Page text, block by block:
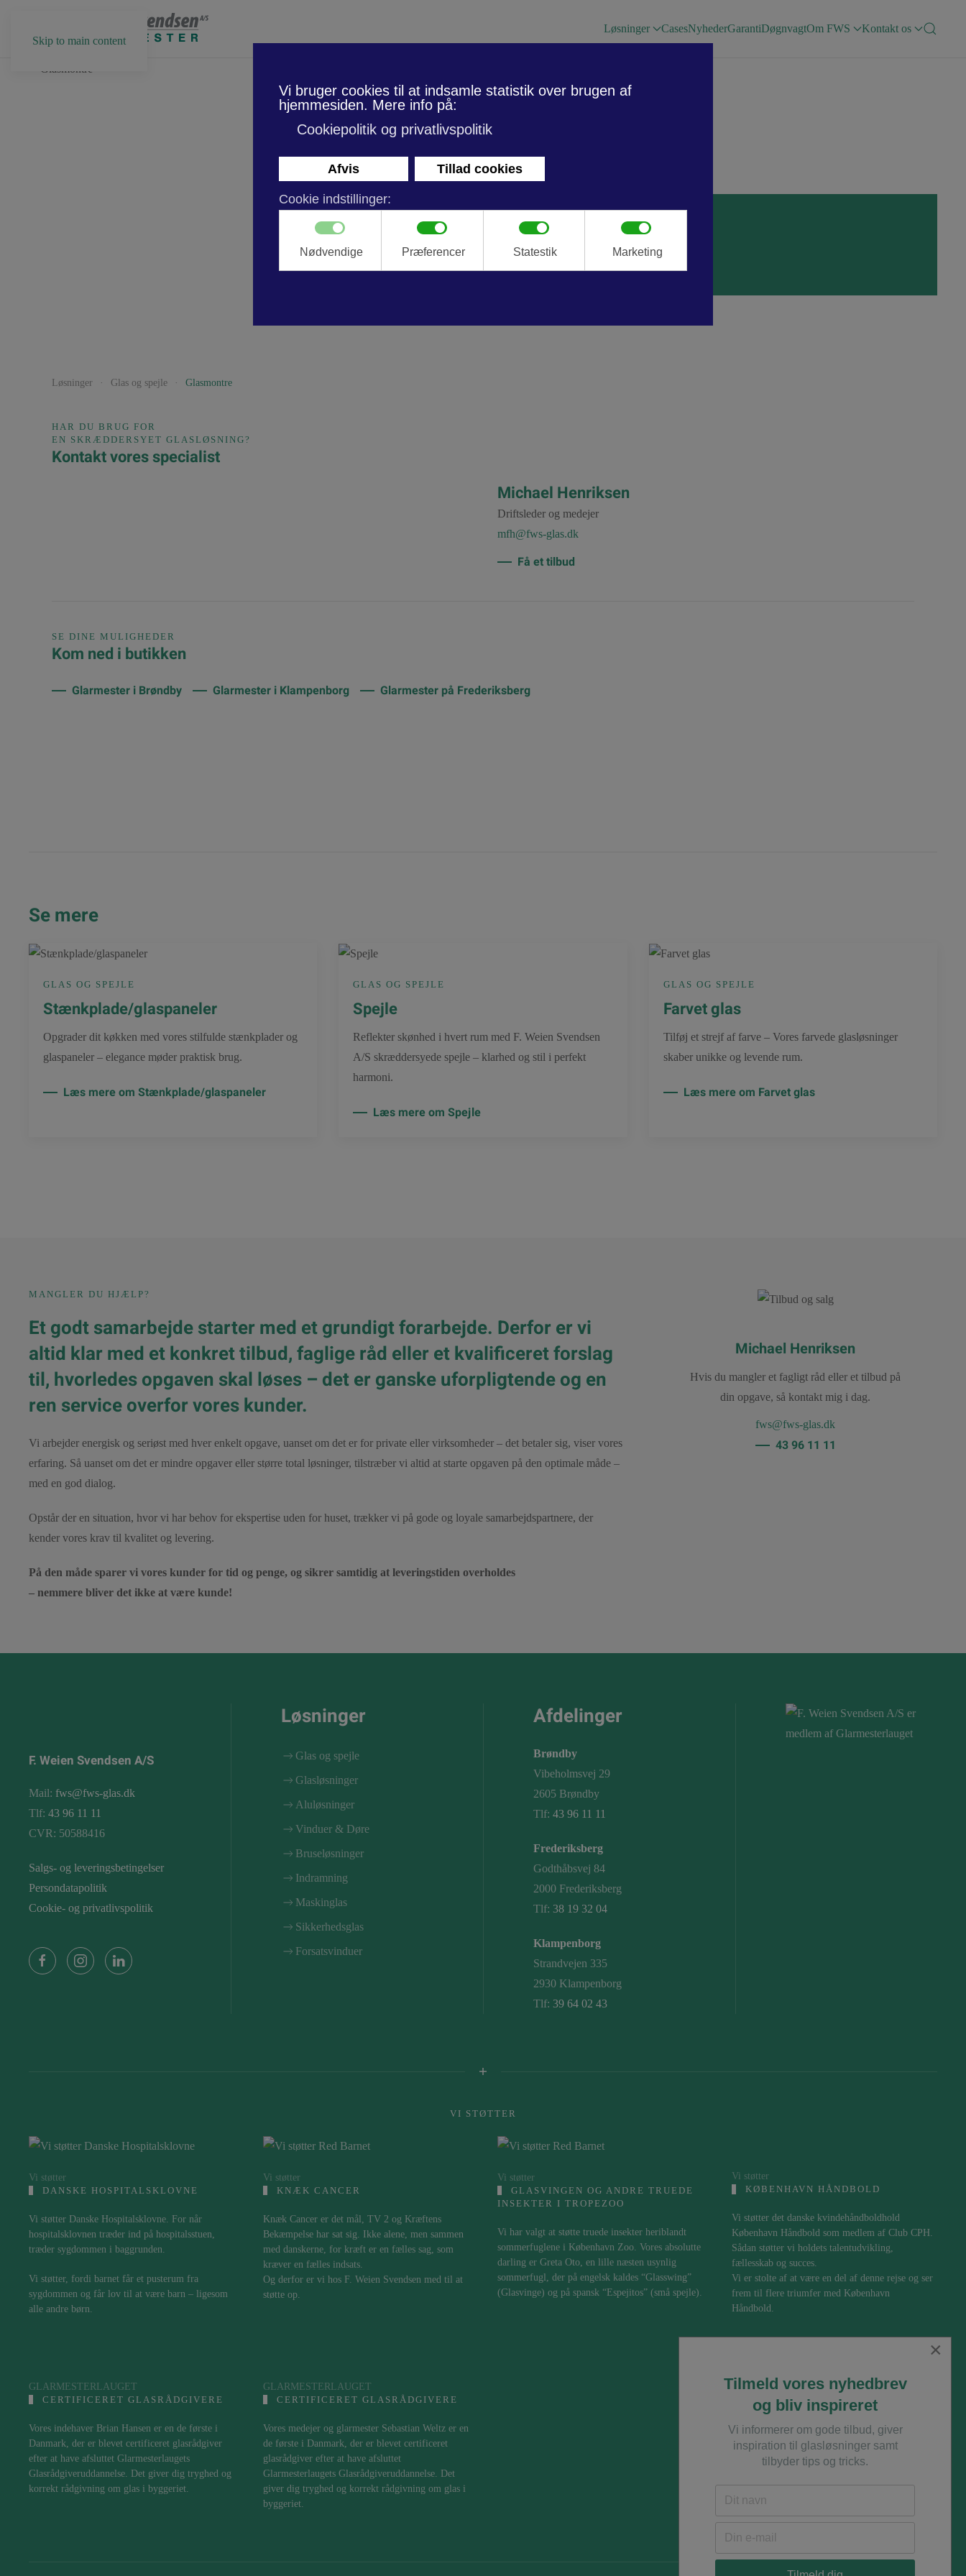
Skip to main content
Løsninger CasesNyhederGarantiDøgnvagtOm FWS Kontakt os
Glas og spejle
Glasmontre
Løsninger Glas og spejle Glasmontre
HAR DU BRUG FOR
EN SKRÆDDERSYET GLASLØSNING?
Kontakt vores specialist
Michael Henriksen
Driftsleder og medejer
mfh@fws-glas.dk
Få et tilbud
SE DINE MULIGHEDER
Kom ned i butikken
Glarmester i Brøndby Glarmester i Klampenborg Glarmester på Frederiksberg
Se mere
GLAS OG SPEJLE
Stænkplade/glaspaneler
Opgrader dit køkken med vores stilfulde stænkplader og
glaspaneler – elegance møder praktisk brug.
Læs mere om Stænkplade/glaspaneler
GLAS OG SPEJLE
Spejle
Reflekter skønhed i hvert rum med F. Weien Svendsen
A/S skræddersyede spejle – klarhed og stil i perfekt
harmoni.
Læs mere om Spejle
GLAS OG SPEJLE
Farvet glas
Tilføj et strejf af farve – Vores farvede glasløsninger
skaber unikke og levende rum.
Læs mere om Farvet glas
MANGLER DU HJÆLP?
Et godt samarbejde starter med et grundigt forarbejde. Derfor er vi
altid klar med et konkret tilbud, faglige råd eller et kvalificeret forslag
til, hvorledes opgaven skal løses – det er ganske uforpligtende og en
ren service overfor vores kunder.
Vi arbejder energisk og seriøst med hver enkelt opgave, uanset om det er for private eller virksomheder – det betaler sig, viser vores
erfaring. Så uanset om det er mindre opgaver eller større total løsninger, tilstræber vi altid at starte opgaven på den optimale måde –
med en god dialog.
Opstår der en situation, hvor vi har behov for ekspertise uden for huset, trækker vi på gode og loyale samarbejdspartnere, der
kender vores krav til kvalitet og levering.
På den måde sparer vi vores kunder for tid og penge, og sikrer samtidig at leveringstiden overholdes
– nemmere bliver det ikke at være kunde!
Michael Henriksen
Hvis du mangler et fagligt råd eller et tilbud på
din opgave, så kontakt mig i dag.
fws@fws-glas.dk
43 96 11 11
F. Weien Svendsen A/S
Mail: fws@fws-glas.dk
Tlf: 43 96 11 11
CVR: 50588416
Salgs- og leveringsbetingelser
Persondatapolitik
Cookie- og privatlivspolitik
Løsninger
Glas og spejle
Glasløsninger
Aluløsninger
Vinduer & Døre
Bruseløsninger
Indramning
Maskinglas
Sikkerhedsglas
Forsatsvinduer
Afdelinger
Brøndby
Vibeholmsvej 29
2605 Brøndby
Tlf: 43 96 11 11
Frederiksberg
Godthåbsvej 84
2000 Frederiksberg
Tlf: 38 19 32 04
Klampenborg
Strandvejen 335
2930 Klampenborg
Tlf: 39 64 02 43
VI STØTTER
Vi støtter
DANSKE HOSPITALSKLOVNE
Vi støtter Danske Hospitalsklovne. For når
hospitalsklovnen træder ind på hospitalsstuen,
træder sygdommen i baggrunden.
Vi støtter, fordi barnet får et pusterum fra
sygdommen og får lov til at være barn – ligesom
alle andre børn.
Vi støtter
KNÆK CANCER
Knæk Cancer er det mål, TV 2 og Kræftens
Bekæmpelse har sat sig. Ikke alene, men sammen
med danskerne, for kræft er en fælles sag, som
kræver en fælles indsats.
Og derfor er vi hos F. Weien Svendsen med til at
støtte op.
Vi støtter
GLASVINGEN OG ANDRE TRUEDE
INSEKTER I TROPEZOO
Vi har valgt at støtte truede insekter heriblandt
sommerfuglene i København Zoo. Vores absolutte
darling er Greta Oto, en lille næsten usynlig
sommerfugl, der på engelsk kaldes “Glasswing”
(Glasvinge) og på spansk “Espejitos” (små spejle).
Vi støtter
KØBENHAVN HÅNDBOLD
Vi støtter det danske kvindehåndboldhold
København Håndbold som medlem af Club CPH.
Sådan støtter vi holdets talentudvikling,
fællesskab og succes.
Vi er stolte af at være en del af denne rejse og ser
frem til flere triumfer med København
Håndbold.
GLARMESTERLAUGET
CERTIFICERET GLASRÅDGIVERE
Vores indehaver Brian Hansen er en de første i
Danmark, der er blevet certificeret glasrådgiver
efter at have afsluttet Glarmesterlaugets
Glasrådgiveruddannelse. Det giver dig tryghed og
korrekt rådgivning om glas i byggeriet.
GLARMESTERLAUGET
CERTIFICERET GLASRÅDGIVERE
Vores medejer og glarmester Sebastian Weltz er en
de første i Danmark, der er blevet certificeret
glasrådgiver efter at have afsluttet
Glarmesterlaugets Glasrådgiveruddannelse. Det
giver dig tryghed og korrekt rådgivning om glas i
byggeriet.
×
Tilmeld vores nyhedbrev
og bliv inspireret
Vi informerer om gode tilbud, giver
inspiration til glasløsninger samt
tilbyder tips og tricks.